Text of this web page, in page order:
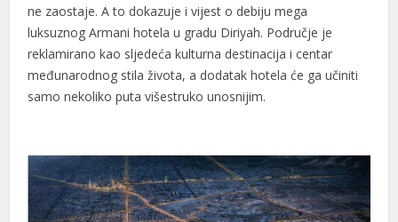
ne zaostaje. A to dokazuje i vijest o debiju mega
luksuznog Armani hotela u gradu Diriyah. Područje je
reklamirano kao sljedeća kulturna destinacija i centar
međunarodnog stila života, a dodatak hotela će ga učiniti
samo nekoliko puta višestruko unosnijim.